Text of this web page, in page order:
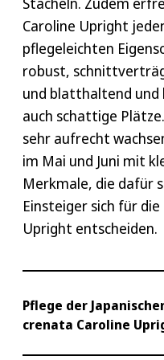
Caroline Upright
pflegeleichten
robust,
und blatthaltend und
auch schattige
sehr aufrecht
im Mai und Juni mit
Merkmale, die dafür
Einsteiger sich für
Upright entscheiden.
Pflege der
crenata Caroline